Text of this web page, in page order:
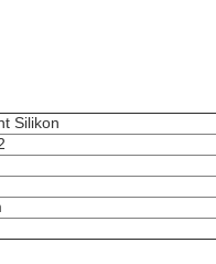
Silikon